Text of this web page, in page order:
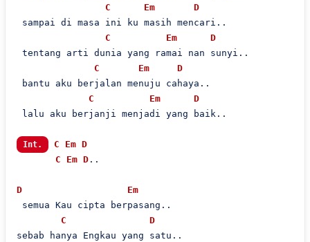
C
Em
D
sampai di masa ini ku masih mencari..
C
Em
D
tentang arti dunia yang ramai nan sunyi..
C
Em
D
bantu aku berjalan menuju cahaya..
C
Em
D
lalu aku berjanji menjadi yang baik..
Int. C Em D
C
Em D..
D
Em
semua Kau cipta berpasang..
C
D